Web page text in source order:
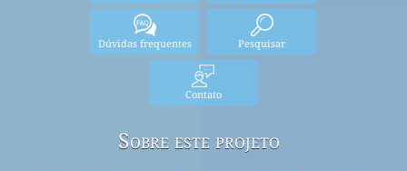
Dúvidas frequentes Pesquisar
Contato
Sobre este projeto